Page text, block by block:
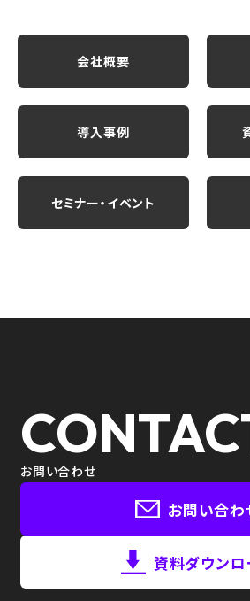
会社概要
導入事例
セミナー・イベント
お問い合わせ
お問い合わ
資料ダウンロ